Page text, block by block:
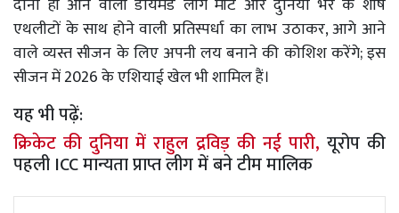
एथलीटों के साथ होने वाली प्रतिस्पर्धा का लाभ उठाकर, आगे आने
वाले व्यस्त सीजन के लिए अपनी लय बनाने की कोशिश करेंगे; इस
सीजन में 2026 के एशियाई खेल भी शामिल हैं।
यह भी पढ़ें:
क्रिकेट की दुनिया में राहुल द्रविड़ की नई पारी, यूरोप की
पहली ICC मान्यता प्राप्त लीग में बने टीम मालिक